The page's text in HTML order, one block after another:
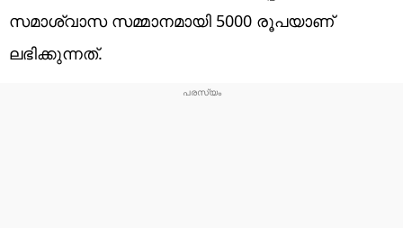
സമാശ്വാസ സമ്മാനമായി 5000 രൂപയാണ്
ലഭിക്കുന്നത്.